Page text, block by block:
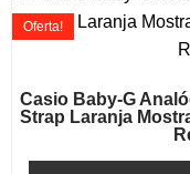
Casio Baby-G
Strap Laranja
Oferta!